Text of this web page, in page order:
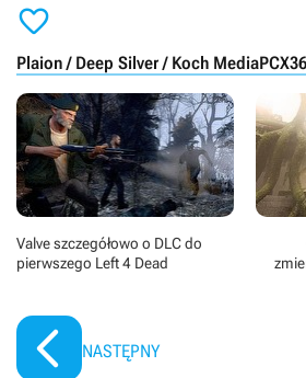

Plaion / Deep Silver / Koch MediaPC
Valve szczegółowo o DLC do
pierwszego Left 4 Dead
NASTĘPNY